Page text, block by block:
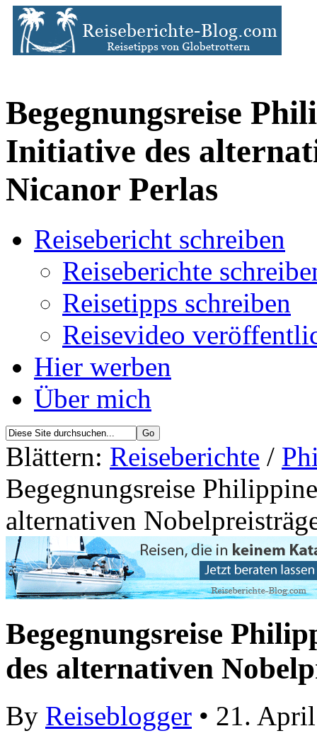
Begegnungsreise
Initiative des
Nicanor Perlas
Reisebericht schreiben
Reiseberichte
Reisetipps schreiben
Reisevideo
Hier werben
Über mich
Blättern: Reiseberichte /
Begegnungsreise
alternativen
Begegnungsreise
des alternativen
By Reiseblogger • 21.